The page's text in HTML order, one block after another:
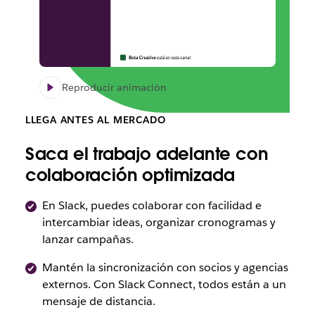
Reproducir animación
LLEGA ANTES AL MERCADO
Saca el trabajo adelante con
colaboración optimizada
En Slack, puedes colaborar con facilidad e
intercambiar ideas, organizar cronogramas y
lanzar campañas.
Mantén la sincronización con socios y agencias
externos. Con Slack Connect, todos están a un
mensaje de distancia.